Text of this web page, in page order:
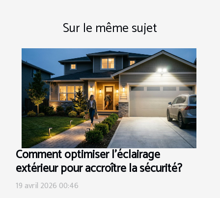
Sur le même sujet
Comment optimiser l'éclairage
extérieur pour accroître la sécurité?
19 avril 2026 00:46